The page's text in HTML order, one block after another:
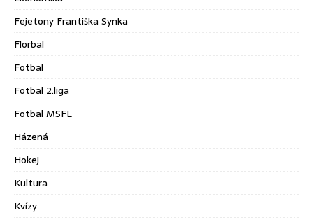
Fejetony Františka Synka
Florbal
Fotbal
Fotbal 2.liga
Fotbal MSFL
Házená
Hokej
Kultura
Kvízy